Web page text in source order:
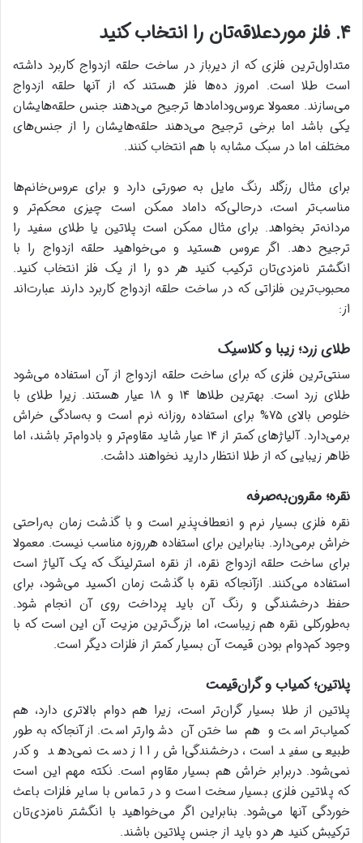
۴. فلز موردعلاقه‌تان را انتخاب کنید
متداول‌ترین فلزی که از دیرباز در ساخت حلقه ازدواج کاربرد داشته
است طلا است. امروز ده‌ها فلز هستند که از آنها حلقه ازدواج
می‌سازند. معمولا عروس‌ودامادها ترجیح می‌دهند جنس حلقه‌هایشان
یکی باشد اما برخی ترجیح می‌دهند حلقه‌هایشان را از جنس‌های
مختلف اما در سبک مشابه با هم انتخاب کنند.
برای مثال رزگلد رنگ مایل به صورتی دارد و برای عروس‌خانم‌ها
مناسب‌تر است، درحالی‌که داماد ممکن است چیزی محکم‌تر و
مردانه‌تر بخواهد. برای مثال ممکن است پلاتین یا طلای سفید را
ترجیح دهد. اگر عروس هستید و می‌خواهید حلقه ازدواج را با
انگشتر نامزدی‌تان ترکیب کنید هر دو را از یک فلز انتخاب کنید.
محبوب‌ترین فلزاتی که در ساخت حلقه ازدواج کاربرد دارند عبارت‌اند
از:
طلای زرد؛ زیبا و کلاسیک
سنتی‌ترین فلزی که برای ساخت حلقه ازدواج از آن استفاده می‌شود
طلای زرد است. بهترین طلاها ۱۴ و ۱۸ عیار هستند. زیرا طلای با
خلوص بالای ۷۵% برای استفاده روزانه نرم است و به‌سادگی خراش
برمی‌دارد. آلیاژهای کمتر از ۱۴ عیار شاید مقاوم‌تر و بادوام‌تر باشند، اما
ظاهر زیبایی که از طلا انتظار دارید نخواهند داشت.
نقره؛ مقرون‌به‌صرفه
نقره فلزی بسیار نرم و انعطاف‌پذیر است و با گذشت زمان به‌راحتی
خراش برمی‌دارد. بنابراین برای استفاده هرروزه مناسب نیست. معمولا
برای ساخت حلقه ازدواج نقره، از نقره استرلینگ که یک آلیاژ است
استفاده می‌کنند. ازآنجاکه نقره با گذشت زمان اکسید می‌شود، برای
حفظ درخشندگی و رنگ آن باید پرداخت روی آن انجام شود.
به‌طورکلی نقره هم زیباست، اما بزرگ‌ترین مزیت آن این است که با
وجود کم‌دوام بودن قیمت آن بسیار کمتر از فلزات دیگر است.
پلاتین؛ کمیاب و گران‌قیمت
پلاتین از طلا بسیار گران‌تر است، زیرا هم دوام بالاتری دارد، هم
کمیاب‌تر است و هم ساختن آن دشوارتر است. ازآنجاکه به‌طور
طبیعی سفید است، درخشندگی‌اش را از دست نمی‌دهد و کدر
نمی‌شود. دربرابر خراش هم بسیار مقاوم است. نکته مهم این است
که پلاتین فلزی بسیار سخت است و در تماس با سایر فلزات باعث
خوردگی آنها می‌شود. بنابراین اگر می‌خواهید با انگشتر نامزدی‌تان
ترکیبش کنید هر دو باید از جنس پلاتین باشند.